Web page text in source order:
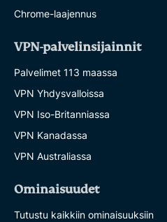
Chrome-laajennus
VPN-palvelinsijainnit
Palvelimet 113 maassa
VPN Yhdysvalloissa
VPN Iso-Britanniassa
VPN Kanadassa
VPN Australiassa
Ominaisuudet
Tutustu kaikkiin ominaisuuksiin